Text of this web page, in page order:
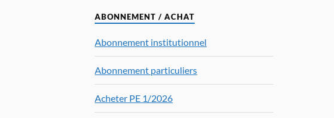
ABONNEMENT / ACHAT
Abonnement institutionnel
Abonnement particuliers
Acheter PE 1/2026